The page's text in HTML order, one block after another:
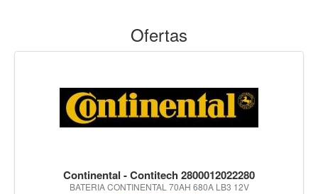
Ofertas
Continental - Contitech 2800012022280
BATERIA CONTINENTAL 70AH 680A LB3 12V